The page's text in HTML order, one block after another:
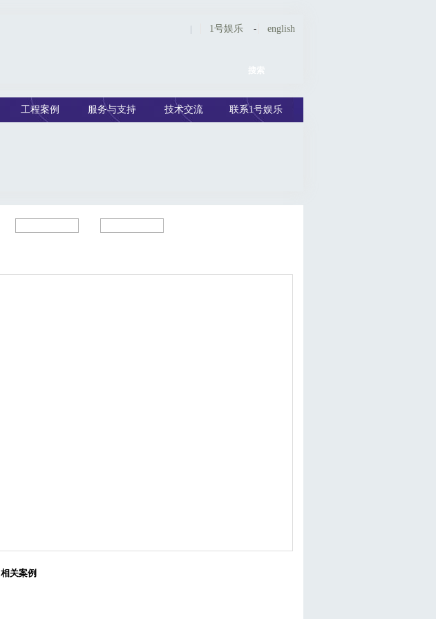
| 1号娱乐 - english
工程案例 服务与支持 技术交流 联系1号娱乐
相关案例